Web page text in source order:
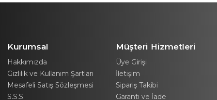
Kurumsal
Hakkımızda
Gizlilik ve Kullanım Şartları
Mesafeli Satış Sözleşmesi
S.S.S.
Müşteri Hizmetleri
Üye Girişi
İletişim
Sipariş Takibi
Garanti ve İade